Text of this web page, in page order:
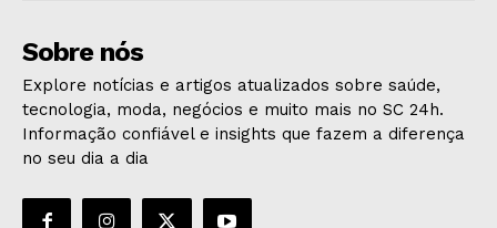
Sobre nós
Explore notícias e artigos atualizados sobre saúde,
tecnologia, moda, negócios e muito mais no SC 24h.
Informação confiável e insights que fazem a diferença
no seu dia a dia